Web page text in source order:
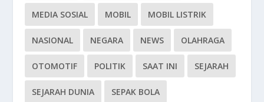
MEDIA SOSIAL MOBIL MOBIL LISTRIK
NASIONAL NEGARA NEWS OLAHRAGA
OTOMOTIF POLITIK SAAT INI SEJARAH
SEJARAH DUNIA SEPAK BOLA